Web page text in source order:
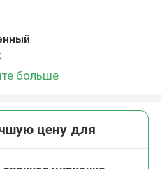
больше
цену для